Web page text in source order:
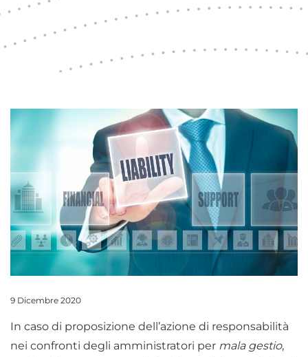
9 Dicembre 2020
In caso di proposizione dell’azione di responsabilità
nei confronti degli amministratori per mala gestio,